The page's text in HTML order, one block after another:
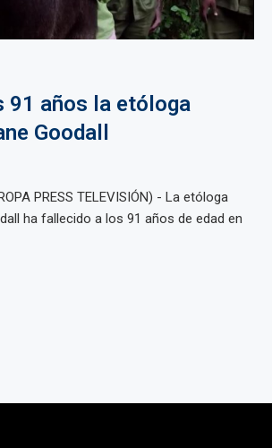
91 años la etóloga
Goodall
PRESS TELEVISIÓN) - La etóloga
ha fallecido a los 91 años de edad en